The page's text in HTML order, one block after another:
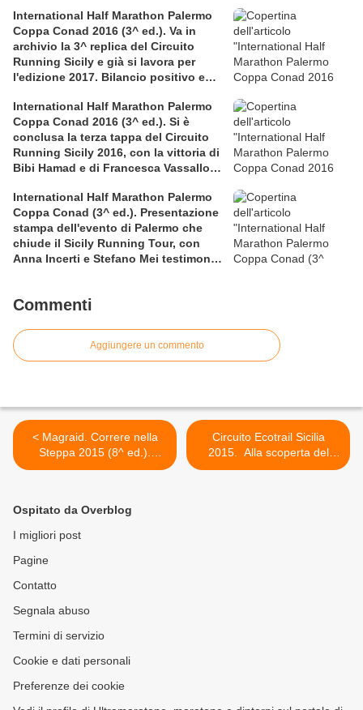
International Half Marathon Palermo
Coppa Conad 2016 (3^ ed.). Va in
archivio la 3^ replica del Circuito
Running Sicily e già si lavora per
l'edizione 2017. Bilancio positivo e
maschile a squadre
International Half Marathon Palermo
Coppa Conad 2016 (3^ ed.). Si è
conclusa la terza tappa del Circuito
Running Sicily 2016, con la vittoria di
Bibi Hamad e di Francesca Vassallo
International Half Marathon Palermo
Coppa Conad (3^ ed.). Presentazione
stampa dell'evento di Palermo che
chiude il Sicily Running Tour, con
Anna Incerti e Stefano Mei testimonial
Commenti
Aggiungere un commento
< Magraid. Correre nella
Steppa 2015 (8^ ed.).
Magraid, un altro sogno che
Day 2015
Circuito Ecotrail Sicilia
2015. Alla scoperta del
Pino d’Aleppo, va di scena
Ospitato da Overblog
I migliori post
Pagine
Contatto
Segnala abuso
Termini di servizio
Cookie e dati personali
Preferenze dei cookie